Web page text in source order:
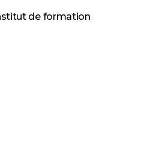
de formation